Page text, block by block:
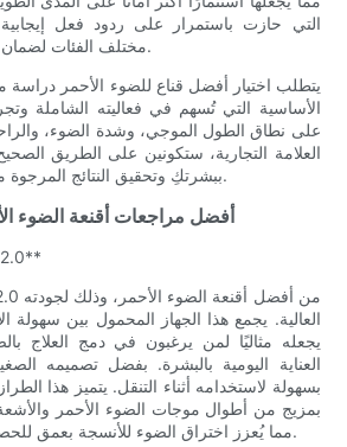
التي حازت باستمرار على ردود فعل
مختلف الفئات لضمان اتخاذ قرار شراء صائب.
يتطلب اختيار أفضل قناع للضوء الأحمر دراسة
الأساسية التي تُسهم في فعاليته الشاملة
على نطاق الطول الموجي، وشدة الضوء،
العلامة التجارية، ستكونين على الطريق
ببشرتكِ وتحقيق النتائج المرجوة من العلاج بالضوء الأحمر.
أفضل مراجعات أقنعة الضوء
العالية. يجمع هذا الجهاز المحمول بين سهولة
يجعله مثاليًا لمن يرغبون في دمج العلاج
العناية اليومية بالبشرة. بفضل تصميمه
بمزيج من أطوال موجات الضوء الأحمر
مما يُعزز اختراق الضوء للأنسجة بعمق للحصول على فوائد مُضاعفة.